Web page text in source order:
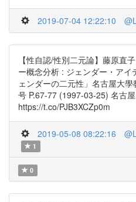
2019-07-04 12:22:10
【性自認/性別二元論】藤原直
ー概念分析 : ジェンダー・ア
ェンダーの二元性」名古屋大
号 P.67-77 (1997-03-25) 名古
https://t.co/PJB3XCZp0m
2019-05-08 08:22:16
1
0